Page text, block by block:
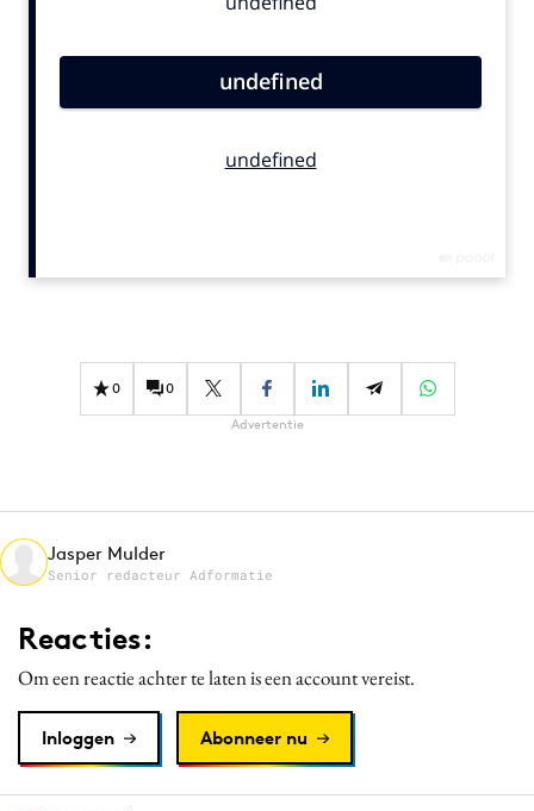
Bureaus
Effectiviteit
Martech
Media
Merkstrategie
Purpose Marketing
Reputatie & crisis
0 0
Advertentie
Jasper Mulder
Senior redacteur Adformatie
Reacties:
Om een reactie achter te laten is een account vereist.
Inloggen Abonneer nu